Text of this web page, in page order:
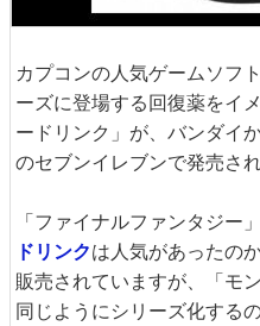
カプコンの人気ゲームソフ
ーズに登場する回復薬をイ
ードリンク」が、バンダイ
のセブンイレブンで発売さ
「ファイナルファンタジー
ドリンクは人気があったの
販売されていますが、「モ
同じようにシリーズ化する